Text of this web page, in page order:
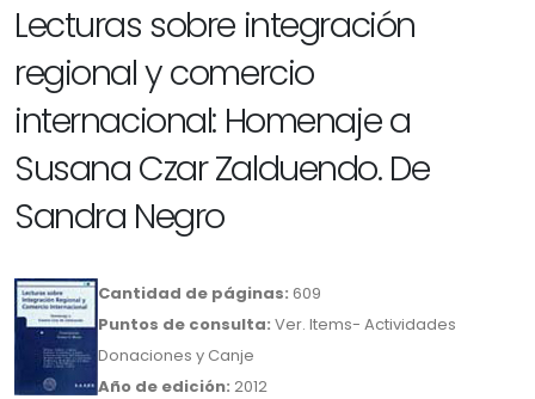
Lecturas sobre integración
regional y comercio
internacional: Homenaje a
Susana Czar Zalduendo. De
Sandra Negro
Cantidad de páginas: 609
Puntos de consulta: Ver. Items- Actividades
Donaciones y Canje
Año de edición: 2012